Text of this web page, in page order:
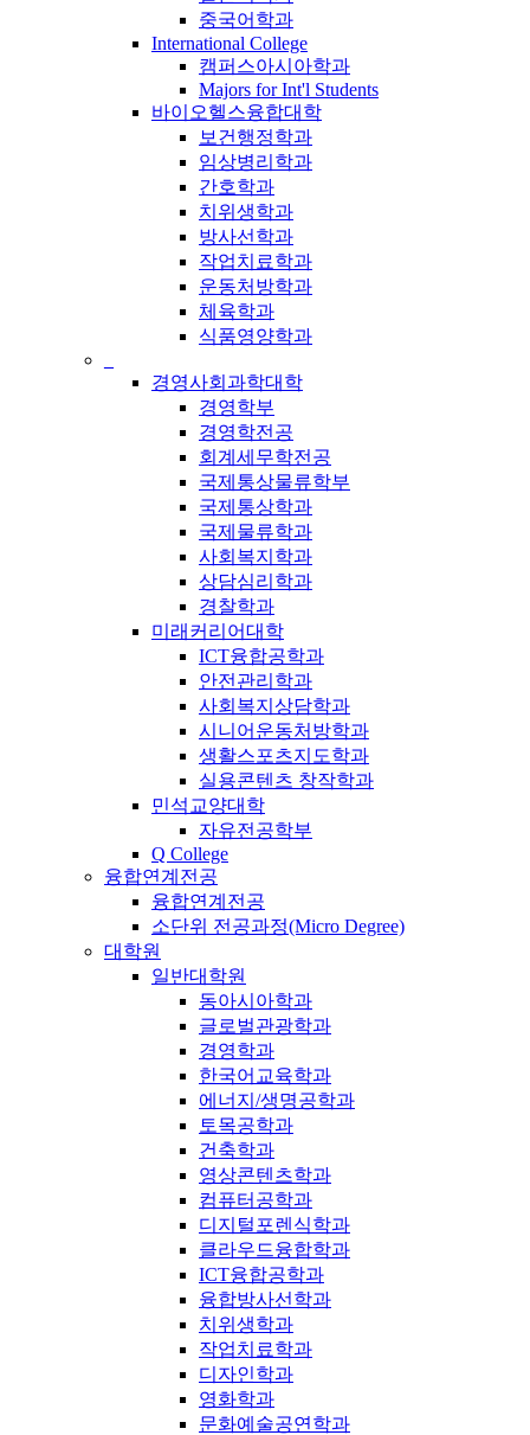
중국어학과
International College
캠퍼스아시아학과
Majors for Int'l Students
바이오헬스융합대학
보건행정학과
임상병리학과
간호학과
치위생학과
방사선학과
작업치료학과
운동처방학과
체육학과
식품영양학과
경영사회과학대학
경영학부
경영학전공
회계세무학전공
국제통상물류학부
국제통상학과
국제물류학과
사회복지학과
상담심리학과
경찰학과
미래커리어대학
ICT융합공학과
안전관리학과
사회복지상담학과
시니어운동처방학과
생활스포츠지도학과
실용콘텐츠 창작학과
민석교양대학
자유전공학부
Q College
융합연계전공
융합연계전공
소단위 전공과정(Micro Degree)
대학원
일반대학원
동아시아학과
글로벌관광학과
경영학과
한국어교육학과
에너지/생명공학과
토목공학과
건축학과
영상콘텐츠학과
컴퓨터공학과
디지털포렌식학과
클라우드융합학과
ICT융합공학과
융합방사선학과
치위생학과
작업치료학과
디자인학과
영화학과
문화예술공연학과